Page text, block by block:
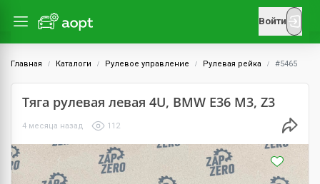
Войти
Главная Каталоги Рулевое управление Рулевая рейка #5465
Тяга рулевая левая 4U, BMW E36 M3, Z3
4 месяца назад 112